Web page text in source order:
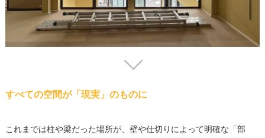
すべての空間が「現実」のものに
これまでは柱や梁だった場所が、壁や仕切りによって明確な「部